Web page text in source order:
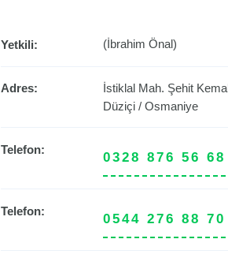
Yetkili: (İbrahim Önal)
Adres:
İstiklal Mah. Şehit
Düziçi/ Osmaniye
Telefon:
0328 876 56 68
Telefon:
0544 276 88 70